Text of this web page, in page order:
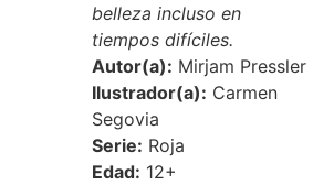
belleza incluso en
tiempos difíciles.
Autor(a): Mirjam Pressler
Ilustrador(a): Carmen
Segovia
Serie: Roja
Edad: 12+